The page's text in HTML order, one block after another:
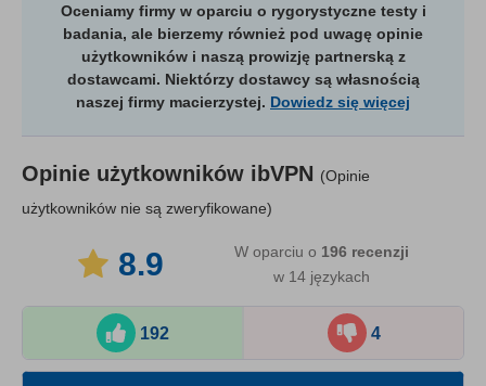
Oceniamy firmy w oparciu o rygorystyczne testy i
badania, ale bierzemy również pod uwagę opinie
użytkowników i naszą prowizję partnerską z
dostawcami. Niektórzy dostawcy są własnością
naszej firmy macierzystej. Dowiedz się więcej
Opinie użytkowników ibVPN (Opinie
użytkowników nie są zweryfikowane)
8.9 W oparciu o 196 recenzji
w 14 językach
192 4